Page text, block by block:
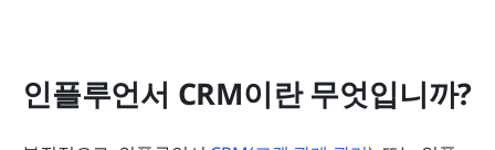
인플루언서 CRM이란 무엇입니까?